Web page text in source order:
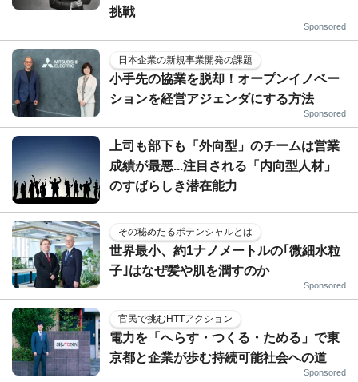
挑戦
Sponsored
日本企業の新規事業開発の課題
小手先の協業を脱却！オープンイノベー
ションを経営アジェンダにする方法
Sponsored
上司も部下も「外向型」のチームは営業
成績が最悪...注目される「内向型人材」
のすばらしき潜在能力
その秘めたるポテンシャルとは
世界最小、約1ナノメートルの｢微細水粒
子｣はなぜ髪や肌を潤すのか
Sponsored
官民で挑むHTTアクション
電力を「へらす・つくる・ためる」で東
京都と企業が歩む持続可能社会への道
Sponsored